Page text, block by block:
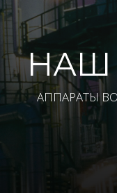
НАШ
АППАРАТЫ